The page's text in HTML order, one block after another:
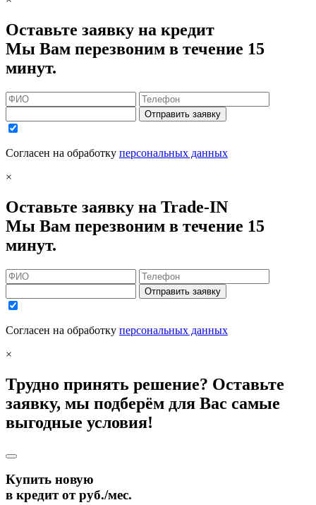
Оставьте заявку на кредит
Мы Вам перезвоним в течение 15
минут.
Отправить заявку
Согласен на обработку персональных данных
×
Оставьте заявку на Trade-IN
Мы Вам перезвоним в течение 15
минут.
Отправить заявку
Согласен на обработку персональных данных
×
Трудно принять решение? Оставьте
заявку, мы подберём для Вас самые
выгодные условия!
Купить новую
в кредит отруб./мес.